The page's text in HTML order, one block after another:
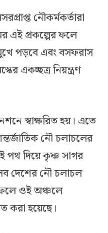
নৌকর্মকর্তারা
এই প্রকল্পের ফলে
পড়বে এবং বসফরাস
একচ্ছত্র নিয়ন্ত্রণ
স্বাক্ষরিত হয়। এতে
নৌ চলাচলের
দিয়ে কৃষ্ণ সাগর
দেশের নৌ চলাচল
ফলে ওই অঞ্চলে
করা হয়েছে।